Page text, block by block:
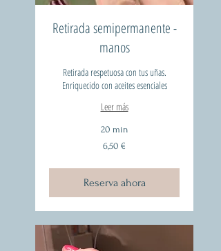
Retirada semipermanente -
manos
Retirada respetuosa con tus uñas.
Enriquecido con aceites esenciales
Leer más
20 min
6,50 €
Reserva ahora